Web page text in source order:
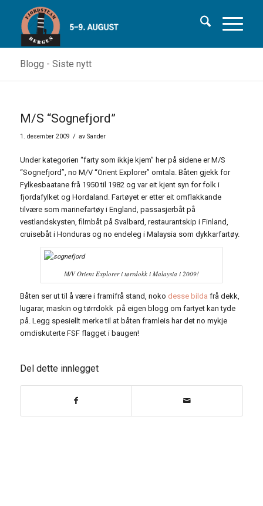
Blogg - Siste nytt
M/S “Sognefjord”
1. desember 2009 / av Sander
Under kategorien “farty som ikkje kjem” her på sidene er M/S
“Sognefjord”, no M/V “Orient Explorer” omtala. Båten gjekk for
Fylkesbaatane frå 1950 til 1982 og var eit kjent syn for folk i
fjordafylket og Hordaland. Fartøyet er etter eit omflakkande
tilvære som marinefartøy i England, passasjerbåt på
vestlandskysten, filmbåt på Svalbard, restaurantskip i Finland,
cruisebåt i Honduras og no endeleg i Malaysia som dykkarfartøy.
M/V Orient Explorer i tørrdokk i Malaysia i 2009!
Båten ser ut til å være i framifrå stand, noko desse bilda frå dekk,
lugarar, maskin og tørrdokk på eigen blogg om fartyet kan tyde
på. Legg spesiellt merke til at båten framleis har det no mykje
omdiskuterte FSF flagget i baugen!
Del dette innlegget